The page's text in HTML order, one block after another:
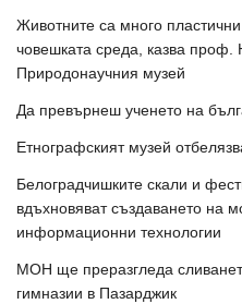
Животните са много
човешката среда, казва проф.
Природонаучния музей
Да превърнеш ученето на
Етнографският музей
Белоградчишките скали и
вдъхновяват създаването на
информационни технологии
МОН ще преразгледа
гимназии в Пазарджик